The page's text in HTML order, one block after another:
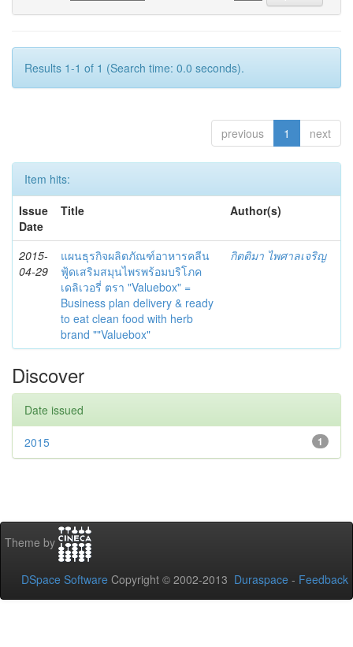
Results 1-1 of 1 (Search time: 0.0 seconds).
previous 1 next
Item hits:
Issue
Date
Title Author(s)
2015-
04-29
แผนธุรกิจผลิตภัณฑ์อาหารคลีน
ฟู้ดเสริมสมุนไพรพร้อมบริโภค
เดลิเวอรี่ ตรา "Valuebox" =
Business plan delivery & ready
to eat clean food with herb
brand ""Valuebox"
กิตติมา ไพศาลเจริญ
Discover
Date issued
1
2015
Theme by
DSpace Software Copyright © 2002-2013 Duraspace - Feedback